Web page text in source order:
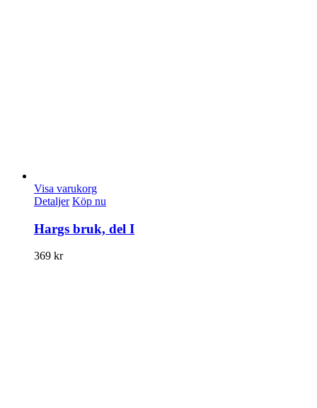
Visa varukorg
Detaljer Köp nu
Hargs bruk, del I
369 kr